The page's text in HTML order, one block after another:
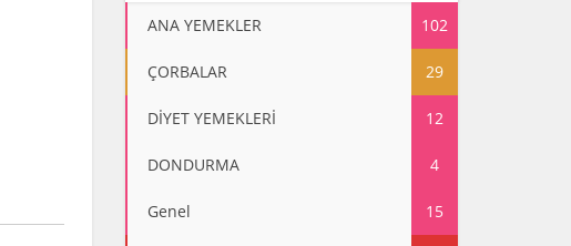
ANA YEMEKLER 102
ÇORBALAR 29
DİYET YEMEKLERİ 12
DONDURMA 4
Genel 15